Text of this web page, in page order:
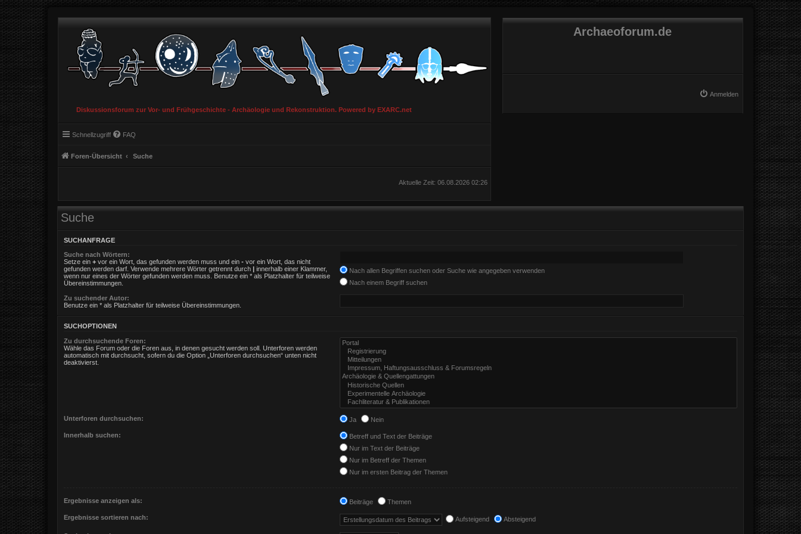
Diskussionsforum zur Vor- und Frühgeschichte - Archäologie und Rekonstruktion. Powered by EXARC.net
Archaeoforum.de
Anmelden
Schnellzugriff FAQ
Foren-Übersicht Suche
Aktuelle Zeit: 06.08.2026 02:26
Suche
SUCHANFRAGE
Suche nach Wörtern:
Setze ein + vor ein Wort, das gefunden werden muss und ein - vor ein Wort, das nicht
gefunden werden darf. Verwende mehrere Wörter getrennt durch | innerhalb einer Klammer,
wenn nur eines der Wörter gefunden werden muss. Benutze ein * als Platzhalter für teilweise
Übereinstimmungen.
Nach allen Begriffen suchen oder Suche wie angegeben verwenden
Nach einem Begriff suchen
Zu suchender Autor:
Benutze ein * als Platzhalter für teilweise Übereinstimmungen.
SUCHOPTIONEN
Zu durchsuchende Foren:
Wähle das Forum oder die Foren aus, in denen gesucht werden soll. Unterforen werden
automatisch mit durchsucht, sofern du die Option „Unterforen durchsuchen“ unten nicht
deaktivierst.
Unterforen durchsuchen: Ja Nein
Innerhalb suchen:
Betreff und Text der Beiträge
Nur im Text der Beiträge
Nur im Betreff der Themen
Nur im ersten Beitrag der Themen
Ergebnisse anzeigen als: Beiträge Themen
Ergebnisse sortieren nach: Aufsteigend Absteigend